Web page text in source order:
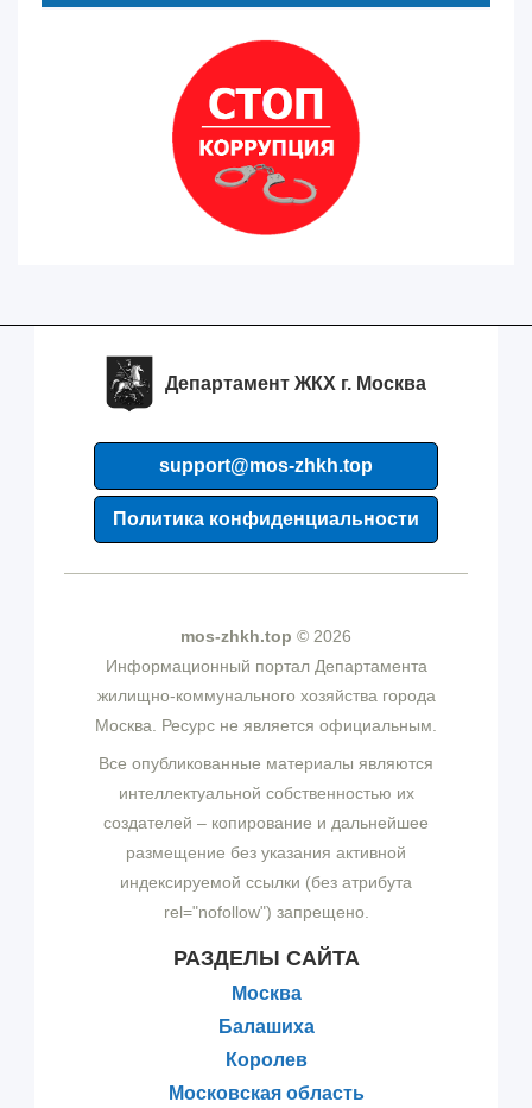
Департамент ЖКХ г. Москва
support@mos-zhkh.top
Политика конфиденциальности
mos-zhkh.top © 2026
Информационный портал Департамента
жилищно-коммунального хозяйства города
Москва. Ресурс не является официальным.
Все опубликованные материалы являются
интеллектуальной собственностью их
создателей – копирование и дальнейшее
размещение без указания активной
индексируемой ссылки (без атрибута
rel="nofollow") запрещено.
РАЗДЕЛЫ САЙТА
Москва
Балашиха
Королев
Московская область